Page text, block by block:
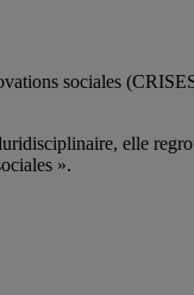
sociales
elle
».